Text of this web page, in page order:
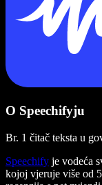
O Speechifyju
Br. 1 čitač teksta u
Speechify je vodeća
kojoj vjeruje više od